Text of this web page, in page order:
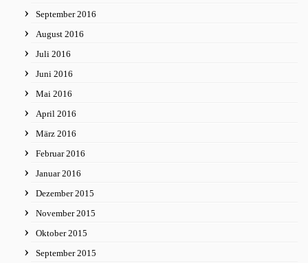
September 2016
August 2016
Juli 2016
Juni 2016
Mai 2016
April 2016
März 2016
Februar 2016
Januar 2016
Dezember 2015
November 2015
Oktober 2015
September 2015